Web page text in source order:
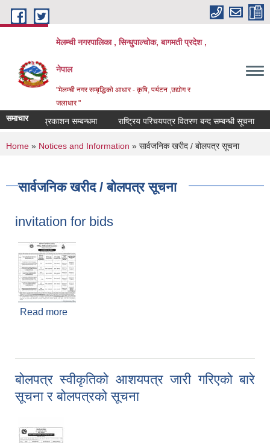
Skip to main content
मेलम्ची नगरपालिका , सिन्धुपाल्चोक, बागमती प्रदेश ,
नेपाल
"मेलम्ची नगर सम्बृद्धिको आधार - कृषि, पर्यटन ,उद्योग र
जलाधार "
समाचार
नतिजा प्रकाशन सम्बन्धमा राष्ट्रिय परिचयपत्र वितरण बन्द सम्बन्धी सूचना
You are here
Home » Notices and Information » सार्वजनिक खरीद / बोलपत्र सूचना
सार्वजनिक खरीद / बोलपत्र सूचना
invitation for bids
Read more
बोलपत्र स्वीकृतिको आशयपत्र जारी गरिएको बारे
सूचना र बोलपत्रको सूचना